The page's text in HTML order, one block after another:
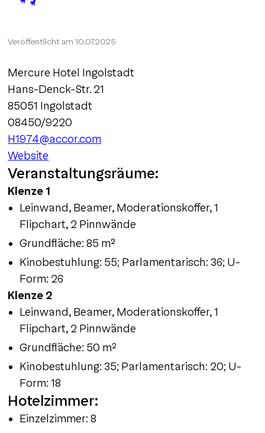
Veröffentlicht am 10.07.2025
Mercure Hotel Ingolstadt
Hans-Denck-Str. 21
85051 Ingolstadt
08450/9220
H1974@accor.com
Website
Veranstaltungsräume:
Klenze 1
Leinwand, Beamer, Moderationskoffer, 1
Flipchart, 2 Pinnwände
Grundfläche: 85 m²
Kinobestuhlung: 55; Parlamentarisch: 36; U-
Form: 26
Klenze 2
Leinwand, Beamer, Moderationskoffer, 1
Flipchart, 2 Pinnwände
Grundfläche: 50 m²
Kinobestuhlung: 35; Parlamentarisch: 20; U-
Form: 18
Hotelzimmer:
Einzelzimmer: 8